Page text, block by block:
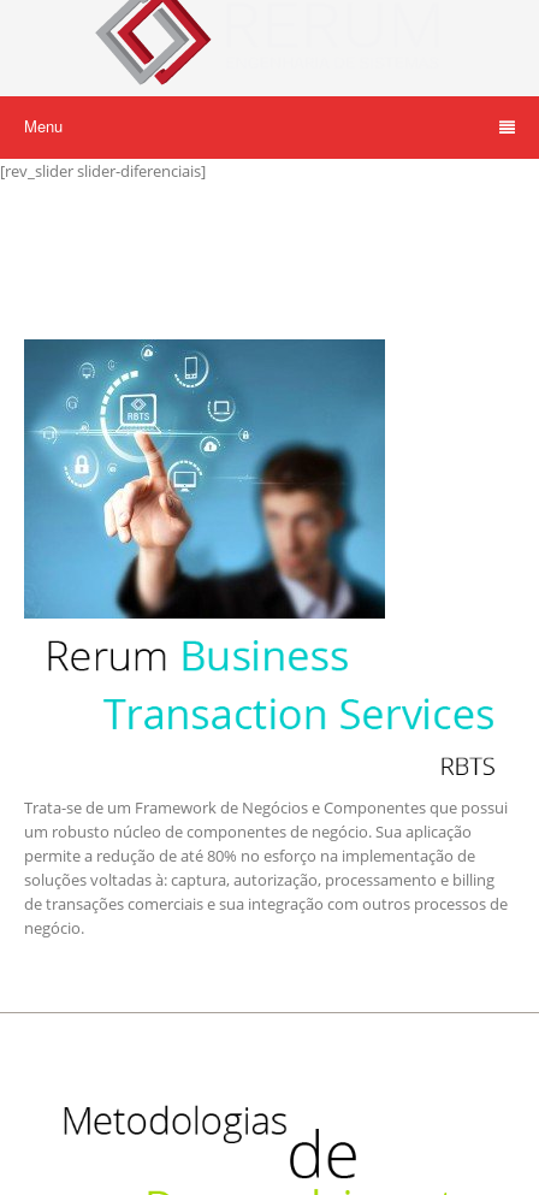
Menu
[rev_slider slider-diferenciais]
Trata-se de um Framework de Negócios e Componentes que possui
um robusto núcleo de componentes de negócio. Sua aplicação
permite a redução de até 80% no esforço na implementação de
soluções voltadas à: captura, autorização, processamento e billing
de transações comerciais e sua integração com outros processos de
negócio.